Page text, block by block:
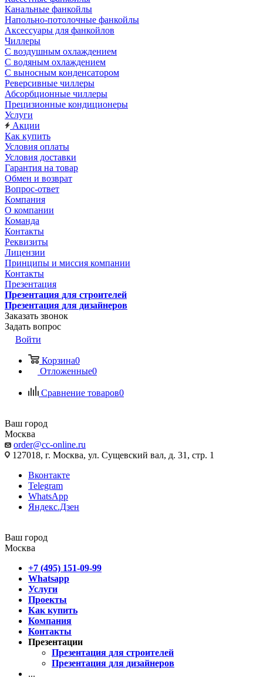
Канальные фанкойлы
Напольно-потолочные фанкойлы
Аксессуары для фанкойлов
Чиллеры
С воздушным охлаждением
С водяным охлаждением
С выносным конденсатором
Реверсивные чиллеры
Абсорбционные чиллеры
Прецизионные кондиционеры
Услуги
Акции
Как купить
Условия оплаты
Условия доставки
Гарантия на товар
Обмен и возврат
Вопрос-ответ
Компания
О компании
Команда
Контакты
Реквизиты
Лицензии
Принципы и миссия компании
Контакты
Презентация
Презентация для строителей
Презентация для дизайнеров
Заказать звонок
Задать вопрос
Войти
Корзина0
Отложенные0
Сравнение товаров0
Ваш город
Москва
order@cc-online.ru
127018, г. Москва, ул. Сущевский вал, д. 31, стр. 1
Вконтакте
Telegram
WhatsApp
Яндекс.Дзен
Ваш город
Москва
+7 (495) 151-09-99
Whatsapp
Услуги
Проекты
Как купить
Компания
Контакты
Презентации
Презентация для строителей
Презентация для дизайнеров
...